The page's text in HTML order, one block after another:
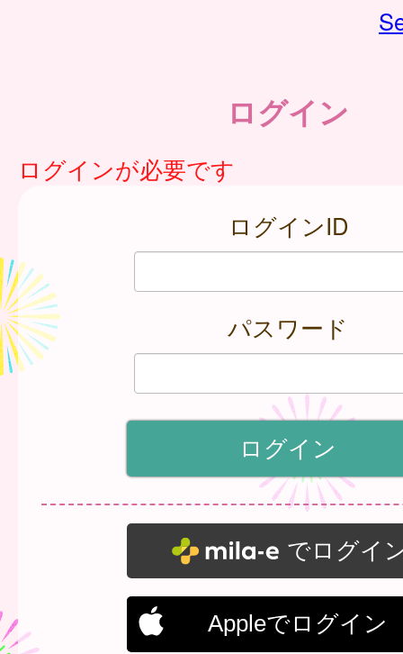
ログイン
ログインが必要です
ログインID
パスワード
でログイ
Appleでログイン